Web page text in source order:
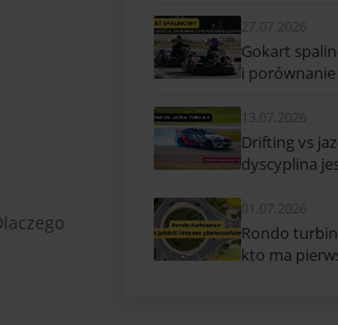
27.07.2026
Gokart
i
13.07.2026
Drifting vs
dyscyplina
01.07.2026
Rondo
kto ma